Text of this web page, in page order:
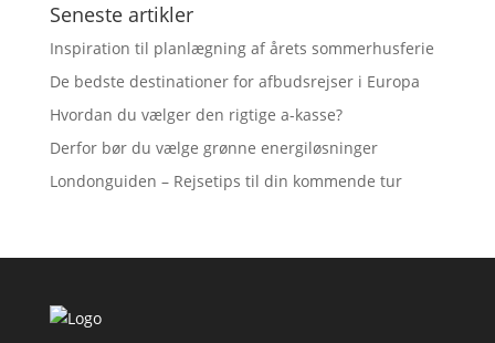
Seneste artikler
Inspiration til planlægning af årets sommerhusferie
De bedste destinationer for afbudsrejser i Europa
Hvordan du vælger den rigtige a-kasse?
Derfor bør du vælge grønne energiløsninger
Londonguiden – Rejsetips til din kommende tur